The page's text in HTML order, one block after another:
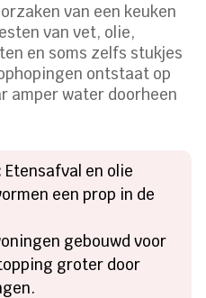
van een keuken
van vet, olie,
en soms zelfs stukjes
ontstaat op
amper water doorheen
Etensafval en olie
een prop in de
gebouwd voor
groter door